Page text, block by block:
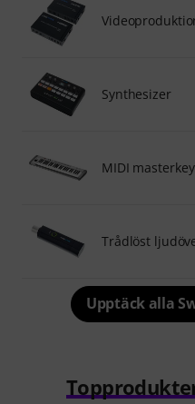
Synthesizer
MIDI
Trådlöst
Upptäck alla